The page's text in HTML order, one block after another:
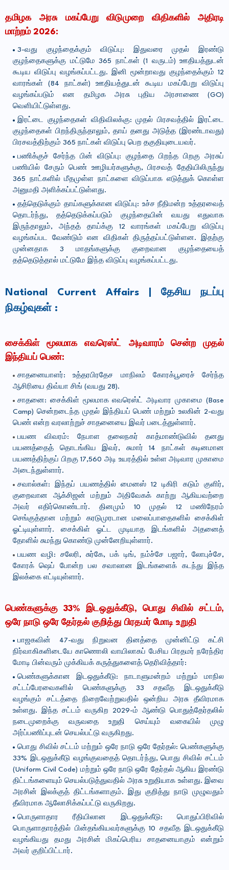
தமிழக அரசு மகப்பேறு விடுமுறை விதிகளில் அதிரடி
மாற்றம் 2026:
3-வது குழந்தைக்கும் விடுப்பு: இதுவரை முதல் இரண்டு
குழந்தைகளுக்கு மட்டுமே 365 நாட்கள் (1 வருடம்) ஊதியத்துடன்
கூடிய விடுப்பு வழங்கப்பட்டது. இனி மூன்றாவது குழந்தைக்கும் 12
வாரங்கள் (84 நாட்கள்) ஊதியத்துடன் கூடிய மகப்பேறு விடுப்பு
வழங்கப்படும் என தமிழக அரசு புதிய அரசாணை (GO)
வெளியிட்டுள்ளது.
இரட்டை குழந்தைகள் விதிவிலக்கு: முதல் பிரசவத்தில் இரட்டை
குழந்தைகள் பிறந்திருந்தாலும், தாய் தனது அடுத்த (இரண்டாவது)
பிரசவத்திற்கும் 365 நாட்கள் விடுப்பு பெற தகுதியுடையவர்.
பணிக்குச் சேர்ந்த பின் விடுப்பு: குழந்தை பிறந்த பிறகு அரசுப்
பணியில் சேரும் பெண் ஊழியர்களுக்கு, பிரசவத் தேதியிலிருந்து
365 நாட்களில் மீதமுள்ள நாட்களை விடுப்பாக எடுத்துக் கொள்ள
அனுமதி அளிக்கப்பட்டுள்ளது.
தத்தெடுக்கும் தாய்களுக்கான விடுப்பு: உச்ச நீதிமன்ற உத்தரவைத்
தொடர்ந்து, தத்தெடுக்கப்படும் குழந்தையின் வயது எதுவாக
இருந்தாலும், அந்தத் தாய்க்கு 12 வாரங்கள் மகப்பேறு விடுப்பு
வழங்கப்பட வேண்டும் என விதிகள் திருத்தப்பட்டுள்ளன. இதற்கு
முன்னதாக 3 மாதங்களுக்கு குறைவான குழந்தையைத்
தத்தெடுத்தால் மட்டுமே இந்த விடுப்பு வழங்கப்பட்டது.
National Current Affairs | தேசிய நடப்பு
நிகழ்வுகள் :
சைக்கிள் மூலமாக எவரெஸ்ட் அடிவாரம் சென்ற முதல்
இந்தியப் பெண்:
சாதனையாளர்: உத்தரபிரதேச மாநிலம் கோரக்பூரைச் சேர்ந்த
ஆசிரியை திவ்யா சிங் (வயது 28).
சாதனை: சைக்கிள் மூலமாக எவரெஸ்ட் அடிவார முகாமை (Base
Camp) சென்றடைந்த முதல் இந்தியப் பெண் மற்றும் உலகின் 2-வது
பெண் என்ற வரலாற்றுச் சாதனையை இவர் படைத்துள்ளார்.
பயண விவரம்: நேபாள தலைநகர் காத்மாண்டுவில் தனது
பயணத்தைத் தொடங்கிய இவர், சுமார் 14 நாட்கள் கடினமான
பயணத்திற்குப் பிறகு 17,560 அடி உயரத்தில் உள்ள அடிவார முகாமை
அடைந்துள்ளார்.
சவால்கள்: இந்தப் பயணத்தில் மைனஸ் 12 டிகிரி கடும் குளிர்,
குறைவான ஆக்சிஜன் மற்றும் அதிவேகக் காற்று ஆகியவற்றை
அவர் எதிர்கொண்டார். தினமும் 10 முதல் 12 மணிநேரம்
செங்குத்தான மற்றும் கரடுமுரடான மலைப்பாதைகளில் சைக்கிள்
ஓட்டியுள்ளார். சைக்கிள் ஓட்ட முடியாத இடங்களில் அதனைத்
தோளில் சுமந்து கொண்டு முன்னேறியுள்ளார்.
பயண வழி: சலேரி, சுர்கே, பக் டிங், நம்ச்சே பஜார், லோபுச்சே,
கோரக் ஷெப் போன்ற பல சவாலான இடங்களைக் கடந்து இந்த
இலக்கை எட்டியுள்ளார்.
பெண்களுக்கு 33% இடஒதுக்கீடு, பொது சிவில் சட்டம்,
ஒரே நாடு ஒரே தேர்தல் குறித்து பிரதமர் மோடி உறுதி
பாஜகவின் 47-வது நிறுவன தினத்தை முன்னிட்டு கட்சி
நிர்வாகிகளிடையே காணொலி வாயிலாகப் பேசிய பிரதமர் நரேந்திர
மோடி பின்வரும் முக்கியக் கருத்துகளைத் தெரிவித்தார்:
பெண்களுக்கான இடஒதுக்கீடு: நாடாளுமன்றம் மற்றும் மாநில
சட்டப்பேரவைகளில் பெண்களுக்கு 33 சதவீத இடஒதுக்கீடு
வழங்கும் சட்டத்தை நிறைவேற்றுவதில் ஒன்றிய அரசு தீவிரமாக
உள்ளது. இந்த சட்டம் வருகிற 2029-ம் ஆண்டு பொதுத்தேர்தலில்
நடைமுறைக்கு வருவதை உறுதி செய்யும் வகையில் முழு
அர்ப்பணிப்புடன் செயல்பட்டு வருகிறது.
பொது சிவில் சட்டம் மற்றும் ஒரே நாடு ஒரே தேர்தல்: பெண்களுக்கு
33% இடஒதுக்கீடு வழங்குவதைத் தொடர்ந்து, பொது சிவில் சட்டம்
(Uniform Civil Code) மற்றும் ஒரே நாடு ஒரே தேர்தல் ஆகிய இரண்டு
திட்டங்களையும் செயல்படுத்துவதில் அரசு உறுதியாக உள்ளது. இவை
அரசின் இலக்குத் திட்டங்களாகும். இது குறித்து நாடு முழுவதும்
தீவிரமாக ஆலோசிக்கப்பட்டு வருகிறது.
பொருளாதார ரீதியிலான இடஒதுக்கீடு: பொதுப்பிரிவில்
பொருளாதாரத்தில் பின்தங்கியவர்களுக்கு 10 சதவீத இடஒதுக்கீடு
வழங்கியது தமது அரசின் மிகப்பெரிய சாதனையாகும் என்றும்
அவர் குறிப்பிட்டார்.